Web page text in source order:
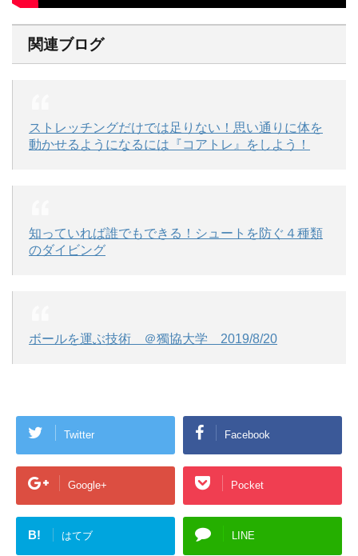
関連ブログ
ストレッチングだけでは足りない！思い通りに体を
動かせるようになるには『コアトレ』をしよう！
知っていれば誰でもできる！シュートを防ぐ４種類
のダイビング
ボールを運ぶ技術 ＠獨協大学 2019/8/20
Twitter Facebook
Google+ Pocket
B! はてブ LINE